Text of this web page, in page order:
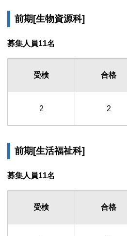
前期[生物資源科]
募集人員11名
受検 合格
2 2
前期[生活福祉科]
募集人員11名
受検 合格